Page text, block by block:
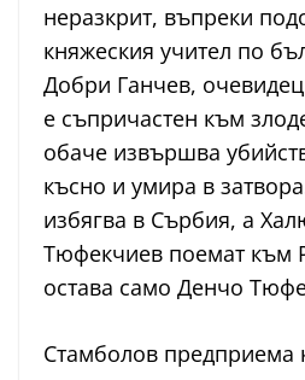
неразкрит, въпреки
княжеския учител по
Добри Ганчев,
е съпричастен към
обаче извършва
късно и умира в
избягва в Сърбия, а
Тюфекчиев поемат към
остава само Денчо
Стамболов предприема